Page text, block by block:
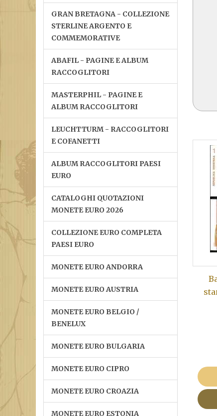
GRAN BRETAGNA - COLLEZIONE
STERLINE ARGENTO E
COMMEMORATIVE
ABAFIL - PAGINE E ALBUM
RACCOGLITORI
MASTERPHIL - PAGINE E
ALBUM RACCOGLITORI
LEUCHTTURM - RACCOGLITORI
E COFANETTI
ALBUM RACCOGLITORI PAESI
EURO
CATALOGHI QUOTAZIONI
MONETE EURO 2026
COLLEZIONE EURO COMPLETA
PAESI EURO
MONETE EURO ANDORRA
MONETE EURO AUSTRIA
MONETE EURO BELGIO /
BENELUX
MONETE EURO BULGARIA
MONETE EURO CIPRO
MONETE EURO CROAZIA
MONETE EURO ESTONIA